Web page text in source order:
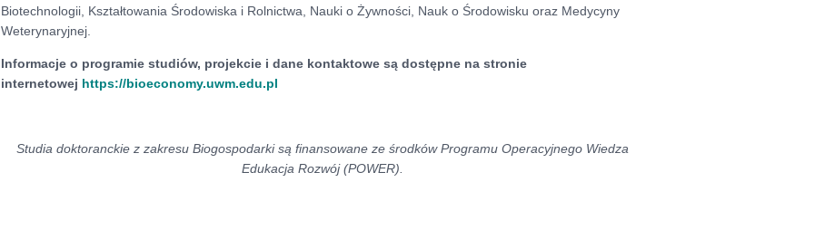
Biotechnologii, Kształtowania Środowiska i Rolnictwa, Nauki o Żywności, Nauk o Środowisku oraz Medycyny
Weterynaryjnej.
Informacje o programie studiów, projekcie i dane kontaktowe są dostępne na stronie
internetowej https://bioeconomy.uwm.edu.pl
Studia doktoranckie z zakresu Biogospodarki są finansowane ze środków Programu Operacyjnego Wiedza
Edukacja Rozwój (POWER).